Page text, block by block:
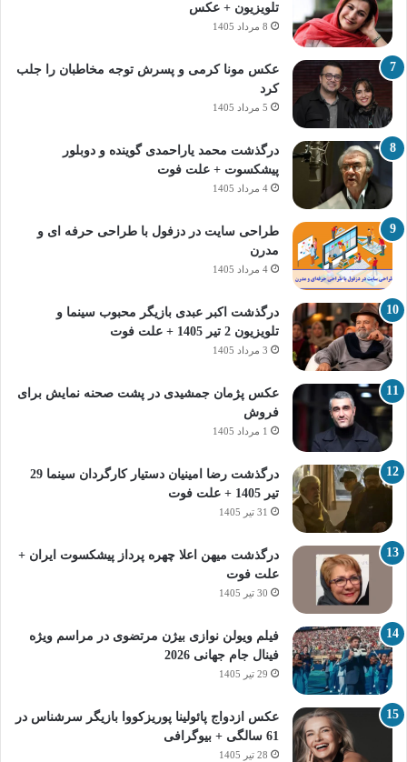
تلویزیون + عکس
8 مرداد 1405
عکس مونا کرمی و پسرش توجه مخاطبان را جلب
کرد
5 مرداد 1405
درگذشت محمد یاراحمدی گوینده و دوبلور
پیشکسوت + علت فوت
4 مرداد 1405
طراحی سایت در دزفول با طراحی حرفه‌ ای و
مدرن
4 مرداد 1405
درگذشت اکبر عبدی بازیگر محبوب سینما و
تلویزیون 2 تیر 1405 + علت فوت
3 مرداد 1405
عکس پژمان جمشیدی در پشت صحنه نمایش برای
فروش
1 مرداد 1405
درگذشت رضا امینیان دستیار کارگردان سینما 29
تیر 1405 + علت فوت
31 تیر 1405
درگذشت میهن اعلا چهره پرداز پیشکسوت ایران +
علت فوت
30 تیر 1405
فیلم ویولن نوازی بیژن مرتضوی در مراسم ویژه
فینال جام جهانی 2026
29 تیر 1405
عکس ازدواج پائولینا پوریزکووا بازیگر سرشناس در
61 سالگی + بیوگرافی
28 تیر 1405